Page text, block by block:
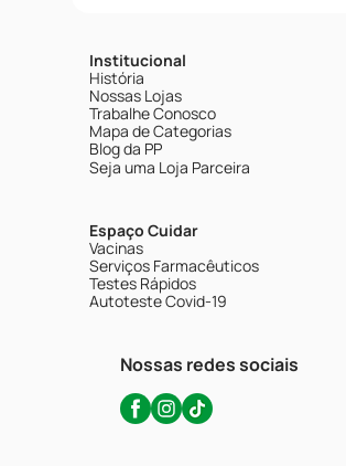
Institucional
História
Nossas Lojas
Trabalhe Conosco
Mapa de Categorias
Blog da PP
Seja uma Loja Parceira
Espaço Cuidar
Vacinas
Serviços Farmacêuticos
Testes Rápidos
Autoteste Covid-19
Nossas redes sociais